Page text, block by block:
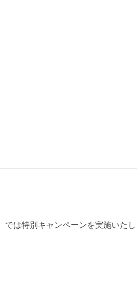
は特別キャンペーンを実施いたし